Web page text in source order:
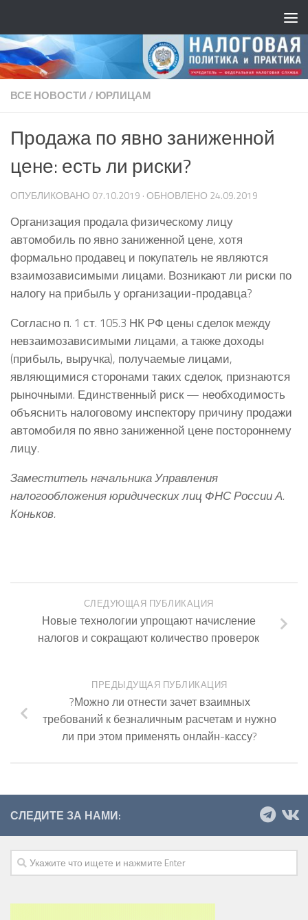
ВСЕ НОВОСТИ/ ЮРЛИЦАМ
Продажа по явно заниженной
цене: есть ли риски?
ОПУБЛИКОВАНО 07.10.2019 · ОБНОВЛЕНО 24.09.2019
Организация продала физическому лицу
автомобиль по явно заниженной цене, хотя
формально продавец и покупатель не являются
взаимозависимыми лицами. Возникают ли риски по
налогу на прибыль у организации-продавца?
Согласно п. 1 ст. 105.3 НК РФ цены сделок между
невзаимозависимыми лицами, а также доходы
(прибыль, выручка), получаемые лицами,
являющимися сторонами таких сделок, признаются
рыночными. Единственный риск — необходимость
объяснить налоговому инспектору причину продажи
автомобиля по явно заниженной цене постороннему
лицу.
Заместитель начальника Управления
налогообложения юридических лиц ФНС России А.
Коньков.
СЛЕДУЮЩАЯ ПУБЛИКАЦИЯ
Новые технологии упрощают начисление
налогов и сокращают количество проверок
ПРЕДЫДУЩАЯ ПУБЛИКАЦИЯ
?Можно ли отнести зачет взаимных
требований к безналичным расчетам и нужно
ли при этом применять онлайн-кассу?
СЛЕДИТЕ ЗА НАМИ: